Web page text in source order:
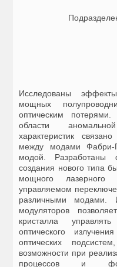
Исследованы
мощных
оптическим потерями.
области
характеристик
между модами Фабри-
модой. Разработаны
создания нового типа
мощного лазерного
управляемом
различными модами.
модуляторов
кристалла
оптического
оптических
возможности при
процессов и